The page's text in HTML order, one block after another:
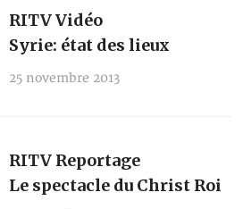
RITV Vidéo
Syrie: état des lieux
25 novembre 2013
RITV Reportage
Le spectacle du Christ Roi